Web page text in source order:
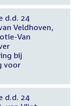
d.d. 24
Veldhoven,
Van
bij
voor
d.d. 24